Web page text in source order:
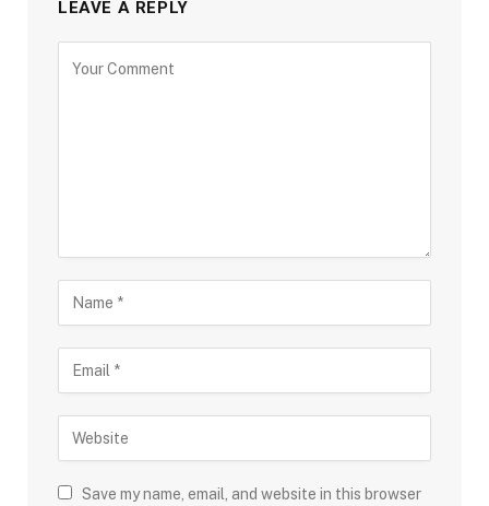
LEAVE A REPLY
Save my name, email, and website in this browser